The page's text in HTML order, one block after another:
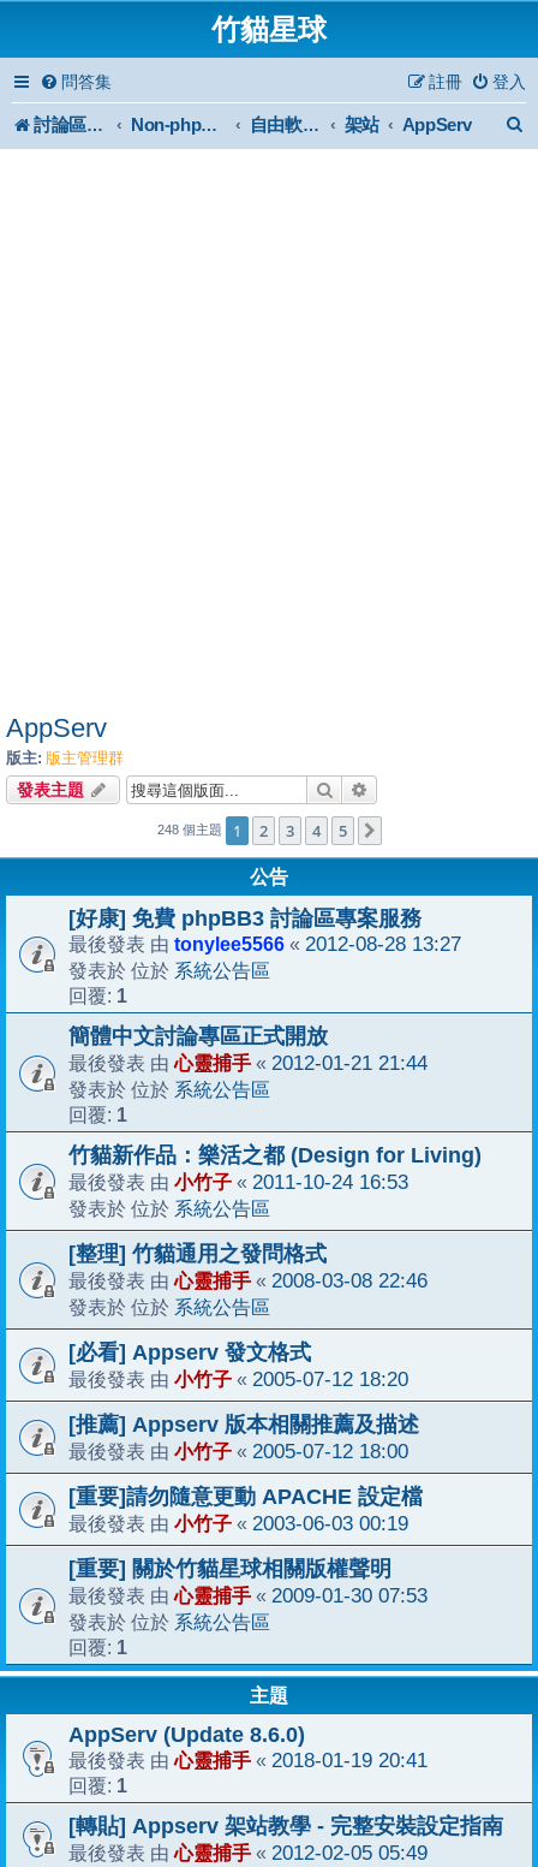
竹貓星球
問答集 登入
註冊
討論區首頁 Non-phpBB specific 自由軟體或免費軟體 架站 AppServ
AppServ
版主: 版主管理群
發表主題 搜尋
248 個主題 1 2 3 4 5
公告
[好康] 免費 phpBB3 討論區專案服務
最後發表 由 tonylee5566 « 2012-08-28 13:27
發表於 位於 系統公告區
回覆: 1
簡體中文討論專區正式開放
最後發表 由心靈捕手 « 2012-01-21 21:44
發表於 位於 系統公告區
回覆: 1
竹貓新作品：樂活之都 (Design for Living)
最後發表 由 小竹子 « 2011-10-24 16:53
發表於 位於 系統公告區
[整理] 竹貓通用之發問格式
最後發表 由心靈捕手 « 2008-03-08 22:46
發表於 位於 系統公告區
[必看] Appserv 發文格式
最後發表 由 小竹子 « 2005-07-12 18:20
[推薦] Appserv 版本相關推薦及描述
最後發表 由 小竹子 « 2005-07-12 18:00
[重要]請勿隨意更動 APACHE 設定檔
最後發表 由 小竹子 « 2003-06-03 00:19
[重要] 關於竹貓星球相關版權聲明
最後發表 由心靈捕手 « 2009-01-30 07:53
發表於 位於 系統公告區
回覆: 1
主題
AppServ (Update 8.6.0)
最後發表 由心靈捕手 « 2018-01-19 20:41
回覆: 1
[轉貼] Appserv 架站教學 - 完整安裝設定指南
最後發表 由心靈捕手 « 2012-02-05 05:49